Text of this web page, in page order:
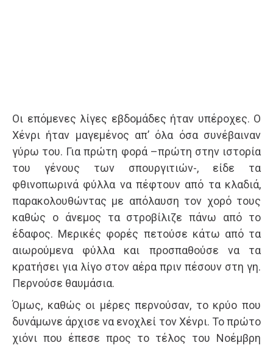
Οι επόμενες λίγες εβδομάδες ήταν υπέροχες. Ο
Χένρι ήταν μαγεμένος απ’ όλα όσα συνέβαιναν
γύρω του. Για πρώτη φορά –πρώτη στην ιστορία
του γένους των σπουργιτιών-, είδε τα
φθινοπωρινά φύλλα να πέφτουν από τα κλαδιά,
παρακολουθώντας με απόλαυση τον χορό τους
καθώς ο άνεμος τα στροβίλιζε πάνω από το
έδαφος. Μερικές φορές πετούσε κάτω από τα
αιωρούμενα φύλλα και προσπαθούσε να τα
κρατήσει για λίγο στον αέρα πριν πέσουν στη γη.
Περνούσε θαυμάσια.
Όμως, καθώς οι μέρες περνούσαν, το κρύο που
δυνάμωνε άρχισε να ενοχλεί τον Χένρι. Το πρώτο
χιόνι που έπεσε προς το τέλος του Νοέμβρη